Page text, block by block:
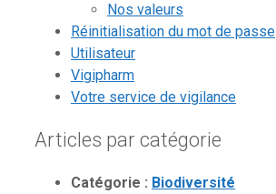
Nos valeurs
Réinitialisation du mot de passe
Utilisateur
Vigipharm
Votre service de vigilance
Articles par catégorie
Catégorie : Biodiversité